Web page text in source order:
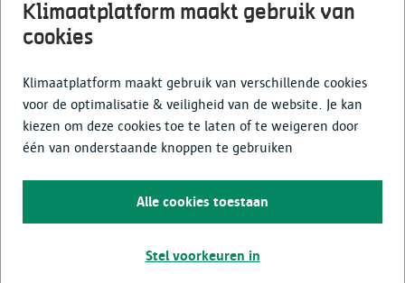
Renoveren én isoleren met de
Mijn VerbouwLening
Klimaatplatform maakt gebruik van
cookies
Klimaatplatform maakt gebruik van verschillende cookies
voor de optimalisatie & veiligheid van de website. Je kan
kiezen om deze cookies toe te laten of te weigeren door
één van onderstaande knoppen te gebruiken
Alle cookies toestaan
Stel voorkeuren in